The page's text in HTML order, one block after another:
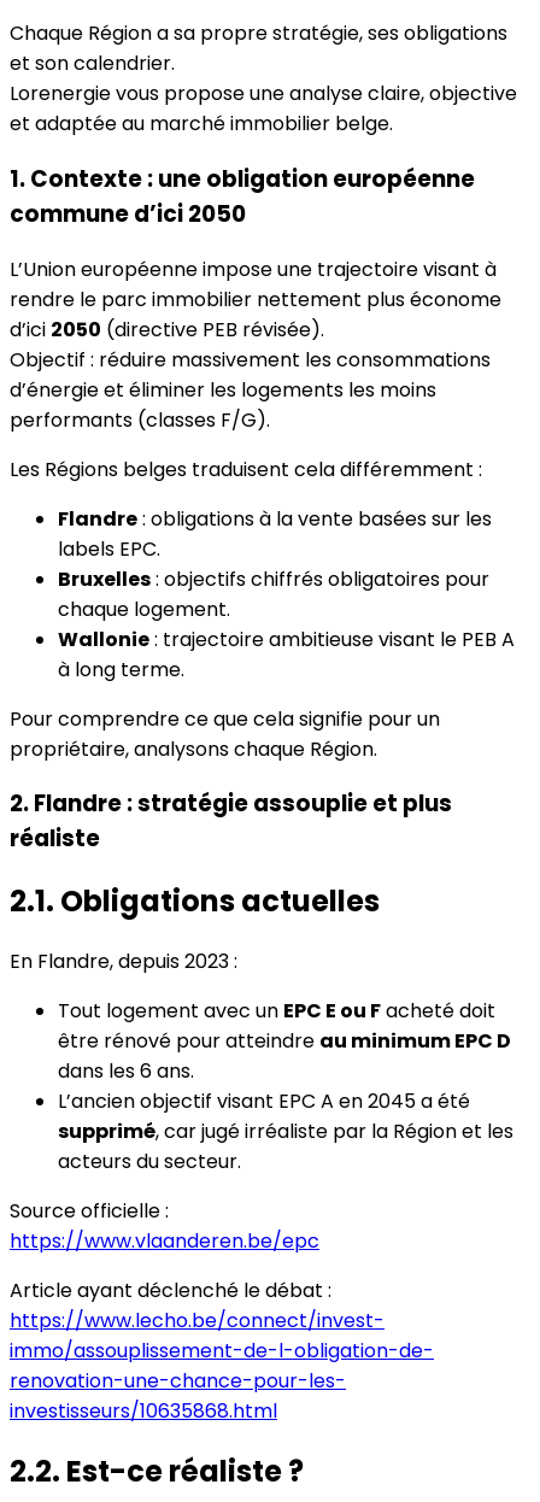
Chaque Région a sa propre stratégie, ses obligations
et son calendrier.
Lorenergie vous propose une analyse claire, objective
et adaptée au marché immobilier belge.
1. Contexte : une obligation européenne
commune d’ici 2050
L’Union européenne impose une trajectoire visant à
rendre le parc immobilier nettement plus économe
d’ici 2050 (directive PEB révisée).
Objectif : réduire massivement les consommations
d’énergie et éliminer les logements les moins
performants (classes F/G).
Les Régions belges traduisent cela différemment :
Flandre: obligations à la vente basées sur les
labels EPC.
Bruxelles: objectifs chiffrés obligatoires pour
chaque logement.
Wallonie: trajectoire ambitieuse visant le PEB A
à long terme.
Pour comprendre ce que cela signifie pour un
propriétaire, analysons chaque Région.
2. Flandre : stratégie assouplie et plus
réaliste
2.1. Obligations actuelles
En Flandre, depuis 2023 :
Tout logement avec un EPC E ou Facheté doit
être rénové pour atteindre au minimum EPC D
dans les 6 ans.
L’ancien objectif visant EPC A en 2045 a été
supprimé, car jugé irréaliste par la Région et les
acteurs du secteur.
Source officielle :
https://www.vlaanderen.be/epc
Article ayant déclenché le débat :
https://www.lecho.be/connect/invest-
immo/assouplissement-de-l-obligation-de-
renovation-une-chance-pour-les-
investisseurs/10635868.html
2.2. Est-ce réaliste ?